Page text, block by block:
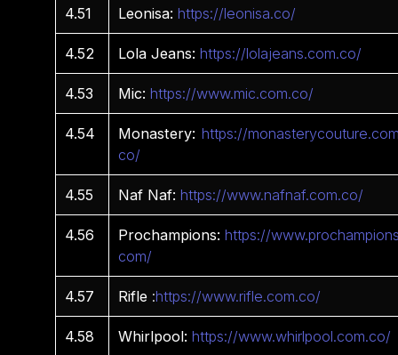
4.51 Leonisa: https://leonisa.co/
4.52 Lola Jeans: https://lolajeans.com.co/
4.53 Mic: https://www.mic.com.co/
4.54 Monastery: https://
co/
4.55 Naf Naf: https://www.nafnaf.com.co/
4.56 Prochampions: https://
com/
4.57 Rifle :https://www.rifle.com.co/
4.58 Whirlpool: https://www.whirlpool.com.co/